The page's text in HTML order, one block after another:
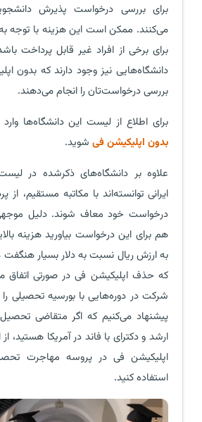
برای بررسی درخواست پذیرش
می‌کنند. ممکن است این هزینه با توجه
برای برخی از افراد غیر قابل پرداخت
دانشگاه‌هایی نیز وجود دارند که بدون
بررسی درخواست‌تان را انجام می‌دهند.
برای اطلاع از لیست این دانشگاه‌ها
بدون اپلیکیشن فی شوید.
علاوه بر دانشگاه‌های ذکرشده در
ایرانی توانسته‌اند با مکاتبه مستقیم،
درخواست خود معاف شوند. دلیل
هم برای این درخواست بیاورید هزینه
به ارزش ریال نسبت به دلار بسیار
که حذف اپلیکیشن فی در صورتی اتفاق
شرکت در دوره‌هایی با بورسیه تحصیلی
پیشنهاد می‌کنیم که اگر متقاضی
ارشد و دکترای با فاند در آمریکا
اپلیکیشن فی در پروسه مهاجرت
استفاده کنید.